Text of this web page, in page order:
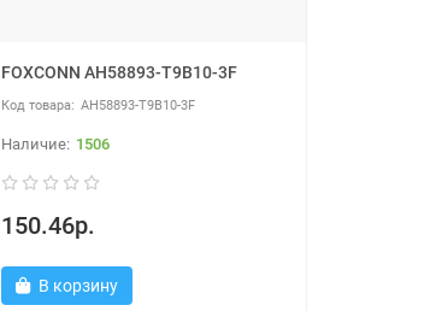
FOXCONN AH58893-T9B10-3F
AH58893-T9B10-3F
1506
150.46р.
В корзину